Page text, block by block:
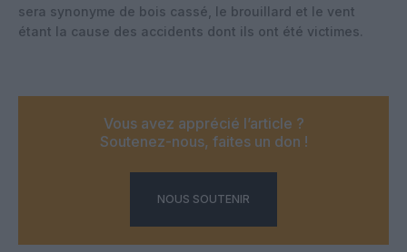
sera synonyme de bois cassé, le brouillard et le vent
étant la cause des accidents dont ils ont été victimes.
Vous avez apprécié l’article ?
Soutenez-nous, faites un don !
NOUS SOUTENIR